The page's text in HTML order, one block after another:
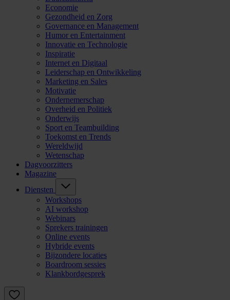
Economie
Gezondheid en Zorg
Governance en Management
Humor en Entertainment
Innovatie en Technologie
Inspiratie
Internet en Digitaal
Leiderschap en Ontwikkeling
Marketing en Sales
Motivatie
Ondernemerschap
Overheid en Politiek
Onderwijs
Sport en Teambuilding
Toekomst en Trends
Wereldwijd
Wetenschap
Dagvoorzitters
Magazine
Diensten
Workshops
AI workshop
Webinars
Sprekers trainingen
Online events
Hybride events
Bijzondere locaties
Boardroom sessies
Klankbordgesprek